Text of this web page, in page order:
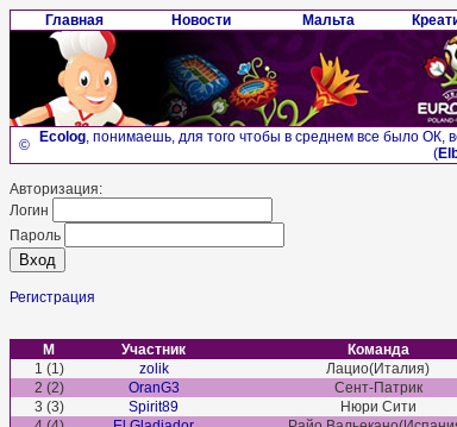
Главная Новости Мальта
© Ecolog, понимаешь, для того чтобы в среднем все было ОК,
(
Авторизация:
Логин
Пароль
Регистрация
М Участник Команда
1 (1)
zolik Лацио(Италия)
2 (2)
OranG3 Сент-Патрик
3 (3)
Spirit89 Нюри Сити